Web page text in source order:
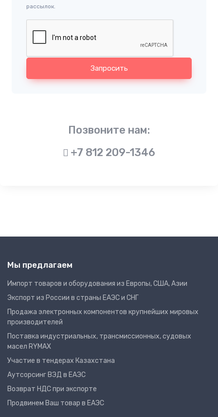
рассылок.
Запросить
Позвоните нам:
+7 812 209-1346
Мы предлагаем
Импорт товаров и оборудования из Европы, США, Азии
Экспорт из России в страны ЕАЭС и СНГ
Продажа электронных компонентов крупнейших мировых
производителей
Поставка индустриальных, трансмиссионных, судовых
масел RYMAX
Участие в тендерах Казахстана
Аутсорсинг ВЭД в ЕАЭС
Возврат НДС при экспорте
Продвинем Ваш товар в ЕАЭС